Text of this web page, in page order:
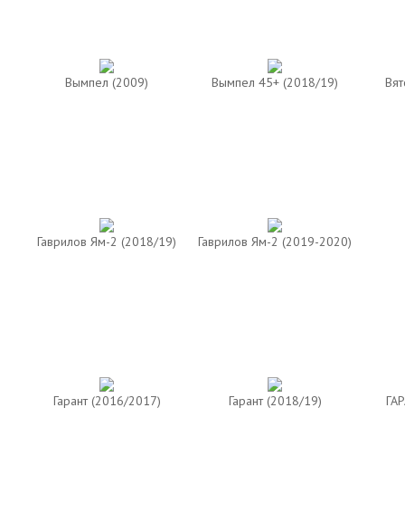
Вымпел (2009) Вымпел 45+ (2018/19)
Гаврилов Ям-2 (2018/19) Гаврилов Ям-2 (2019-2020)
Гарант (2016/2017) Гарант (2018/19)